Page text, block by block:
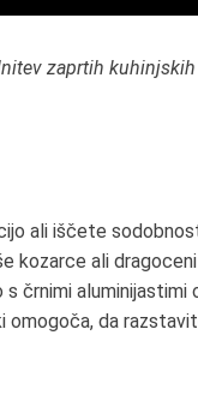
zaprtih
ali iščete
kozarce ali
črnimi
omogoča, da